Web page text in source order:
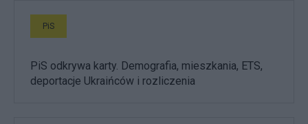
PiS
PiS odkrywa karty. Demografia, mieszkania, ETS,
deportacje Ukraińców i rozliczenia